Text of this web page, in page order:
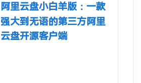
阿里云盘小白羊版：一款
强大到无语的第三方阿里
云盘开源客户端